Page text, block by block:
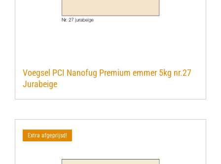
Voegsel PCI Nanofug Premium emmer 5kg nr.27
Jurabeige
Extra afgeprijsd!